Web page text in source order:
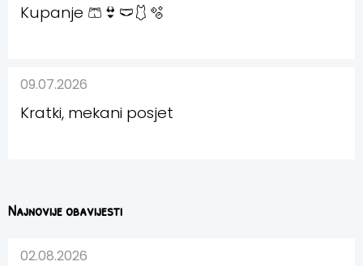
Kupanje 🩳👙🩲🩱🫧
09.07.2026
Kratki, mekani posjet
Najnovije obavijesti
02.08.2026